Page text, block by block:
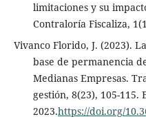
limitaciones y su
Contraloría Fiscaliza,
Vivanco Florido, J. (2023).
base de permanencia
Medianas Empresas.
gestión, 8(23), 105-
2023.https://doi.org/